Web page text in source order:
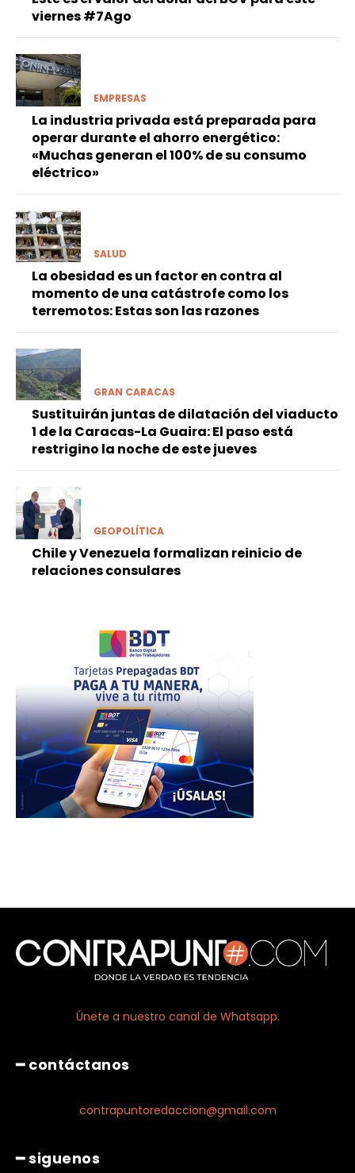
viernes #7Ago
EMPRESAS
La industria privada está preparada para
operar durante el ahorro energético:
«Muchas generan el 100% de su consumo
eléctrico»
SALUD
La obesidad es un factor en contra al
momento de una catástrofe como los
terremotos: Estas son las razones
GRAN CARACAS
Sustituirán juntas de dilatación del viaducto
1 de la Caracas-La Guaira: El paso está
restrigino la noche de este jueves
GEOPOLÍTICA
Chile y Venezuela formalizan reinicio de
relaciones consulares
Únete a nuestro canal de Whatsapp.
━ contáctanos
contrapuntoredaccion@gmail.com
━ siguenos